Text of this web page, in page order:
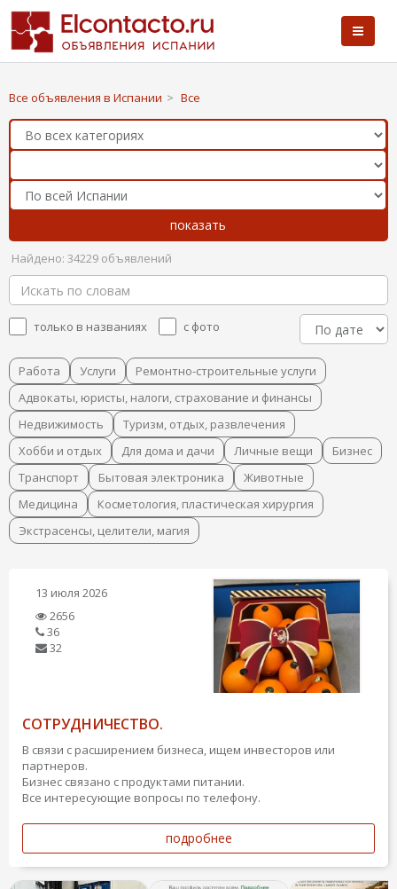
Все объявления в Испании > Все
Найдено: 34229 объявлений
только в названиях с фото
Работа Услуги
Ремонтно-строительные услуги
Адвокаты, юристы, налоги, страхование и финансы
Недвижимость
Туризм, отдых, развлечения
Хобби и отдых
Для дома и дачи Личные вещи
Бизнес
Транспорт
Бытовая электроника
Животные
Медицина
Косметология, пластическая хирургия
Экстрасенсы, целители, магия
13 июля 2026
2656
36
32
СОТРУДНИЧЕСТВО.
В связи с расширением бизнеса, ищем инвесторов или
партнеров.
Бизнес связано с продуктами питании.
Все интересующие вопросы по телефону.
подробнее